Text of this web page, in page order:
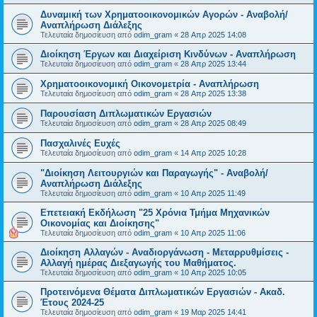
Δυναμική των Χρηματοοικονομικών Αγορών - Αναβολή/
Αναπλήρωση Διάλεξης
Τελευταία δημοσίευση από odim_gram « 28 Απρ 2025 14:08
Διοίκηση Έργων και Διαχείριση Κινδύνων - Αναπλήρωση
Τελευταία δημοσίευση από odim_gram « 28 Απρ 2025 13:44
Χρηματοοικονομική Οικονομετρία - Αναπλήρωση
Τελευταία δημοσίευση από odim_gram « 28 Απρ 2025 13:38
Παρουσίαση Διπλωματικών Εργασιών
Τελευταία δημοσίευση από odim_gram « 28 Απρ 2025 08:49
Πασχαλινές Ευχές
Τελευταία δημοσίευση από odim_gram « 14 Απρ 2025 10:28
"Διοίκηση Λειτουργιών και Παραγωγής" - Αναβολή/
Αναπλήρωση Διάλεξης
Τελευταία δημοσίευση από odim_gram « 10 Απρ 2025 11:49
Επετειακή Εκδήλωση "25 Χρόνια Τμήμα Μηχανικών
Οικονομίας και Διοίκησης"
Τελευταία δημοσίευση από odim_gram « 10 Απρ 2025 11:06
Διοίκηση Αλλαγών - Αναδιοργάνωση - Μεταρρυθμίσεις -
Αλλαγή ημέρας Διεξαγωγής του Μαθήματος.
Τελευταία δημοσίευση από odim_gram « 10 Απρ 2025 10:05
Προτεινόμενα Θέματα Διπλωματικών Εργασιών - Ακαδ.
Έτους 2024-25
Τελευταία δημοσίευση από odim_gram « 19 Μαρ 2025 14:41